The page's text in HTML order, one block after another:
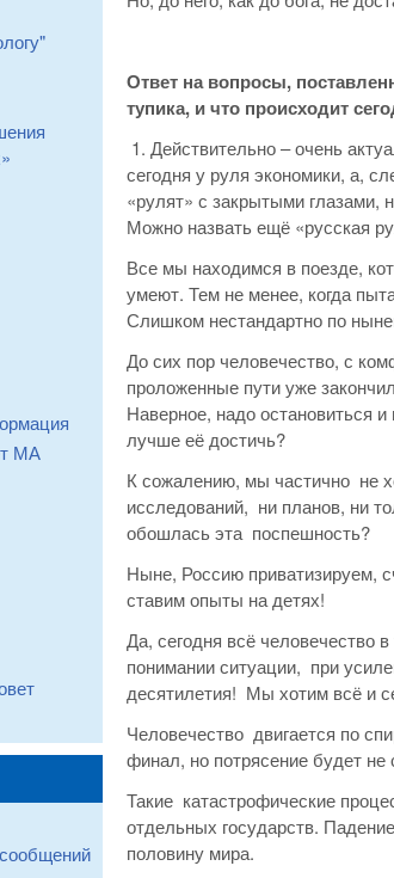
Ответ на вопросы,
тупика, и что происходит
1. Действительно – очень
сегодня у руля экономики, а,
«рулят» с закрытыми глазами,
Можно назвать ещё «русская
Все мы находимся в поезде,
умеют. Тем не менее, когда
Слишком нестандартно по
До сих пор человечество, с
проложенные пути уже
Наверное, надо остановиться
лучше её достичь?
К сожалению, мы частично не
исследований, ни планов, ни
обошлась эта поспешность?
Ныне, Россию приватизируем,
ставим опыты на детях!
Да, сегодня всё
понимании ситуации, при
десятилетия! Мы хотим всё и
Человечество двигается по
финал, но потрясение будет
Такие катастрофические
отдельных государств.
половину мира.
МА